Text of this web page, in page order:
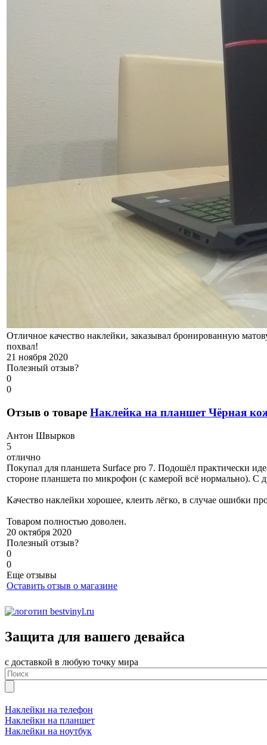
Отличное качество наклейки, заказывал бронированную
похвал!
21 ноября 2020
Полезный отзыв?
0
0
Отзыв о товаре Наклейка на планшет Чёрная
Антон Швырков
5
отлично
Покупал для планшета Surface pro 7. Подошёл практически
стороне планшета по микрофон (с камерой всё нормально). С
Качество наклейки хорошее, клеить лёгко, в случае ошибки
Товаром полностью доволен.
20 октября 2020
Полезный отзыв?
0
0
Еще отзывы
Оставить отзыв о магазине
Защита для вашего девайса
с доставкой в любую точку мира
Наклейки на телефон
Наклейки на планшет
Наклейки на ноутбук